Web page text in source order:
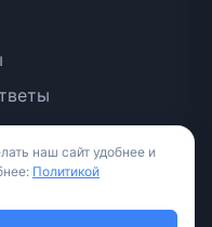
наш сайт удобнее и
Политикой